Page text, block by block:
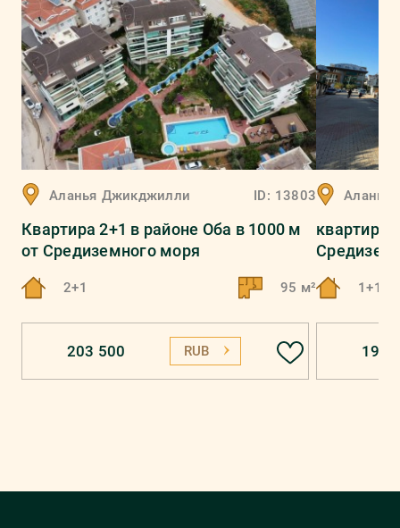
Аланья Джикджилли ID: 13803
Квартира 2+1 в районе Оба в 1000 м
от Средиземного моря
2+1 95 м²
203 500 RUB
Аланья
квартира
1+1
195